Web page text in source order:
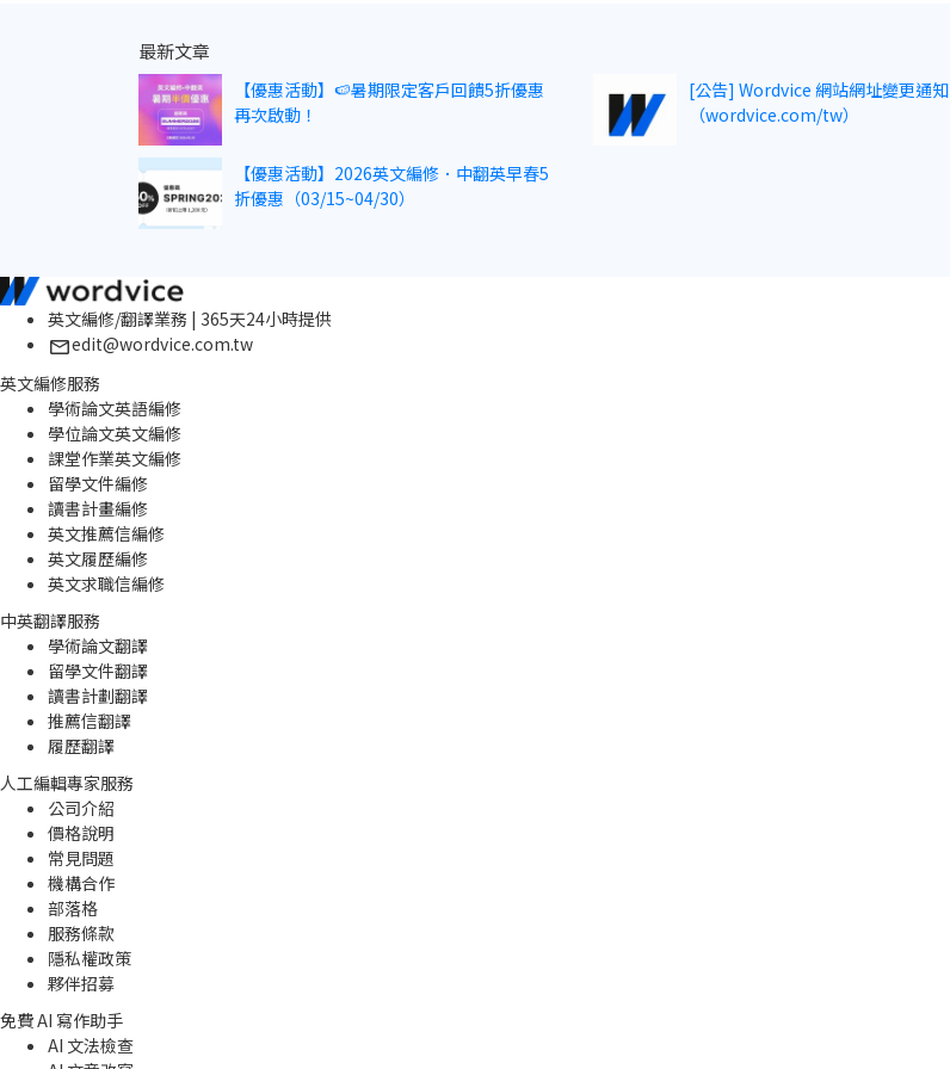
最新文章
【優惠活動】🍉暑期限定客戶回饋5折優惠
再次啟動！
[公告] Wordvice 網站網址變更通知
（wordvice.com/tw）
【優惠活動】2026英文編修．中翻英早春5
折優惠（03/15~04/30）
英文編修/翻譯業務 | 365天24小時提供
edit@wordvice.com.tw
英文編修服務
學術論文英語編修
學位論文英文編修
課堂作業英文編修
留學文件編修
讀書計畫編修
英文推薦信編修
英文履歷編修
英文求職信編修
中英翻譯服務
學術論文翻譯
留學文件翻譯
讀書計劃翻譯
推薦信翻譯
履歷翻譯
人工編輯專家服務
公司介紹
價格說明
常見問題
機構合作
部落格
服務條款
隱私權政策
夥伴招募
免費 AI 寫作助手
AI 文法檢查